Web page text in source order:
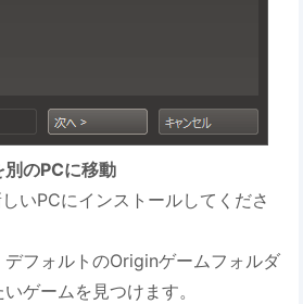
のPCに移動
いPCにインストールしてくださ
デフォルトのOriginゲームフォルダ
ゲームを見つけます。